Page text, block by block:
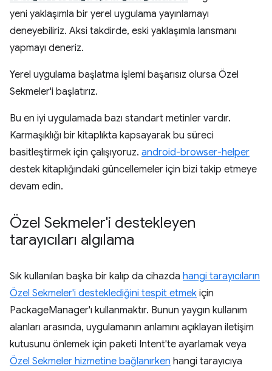
yeni yaklaşımla bir yerel uygulama yayınlamayı
deneyebiliriz. Aksi takdirde, eski yaklaşımla lansmanı
yapmayı deneriz.
Yerel uygulama başlatma işlemi başarısız olursa Özel
Sekmeler'i başlatırız.
Bu en iyi uygulamada bazı standart metinler vardır.
Karmaşıklığı bir kitaplıkta kapsayarak bu süreci
basitleştirmek için çalışıyoruz. android-browser-helper
destek kitaplığındaki güncellemeler için bizi takip etmeye
devam edin.
Özel Sekmeler'i destekleyen
tarayıcıları algılama
Sık kullanılan başka bir kalıp da cihazda hangi tarayıcıların
Özel Sekmeler'i desteklediğini tespit etmek için
PackageManager'ı kullanmaktır. Bunun yaygın kullanım
alanları arasında, uygulamanın anlamını açıklayan iletişim
kutusunu önlemek için paketi Intent'te ayarlamak veya
Özel Sekmeler hizmetine bağlanırken hangi tarayıcıya